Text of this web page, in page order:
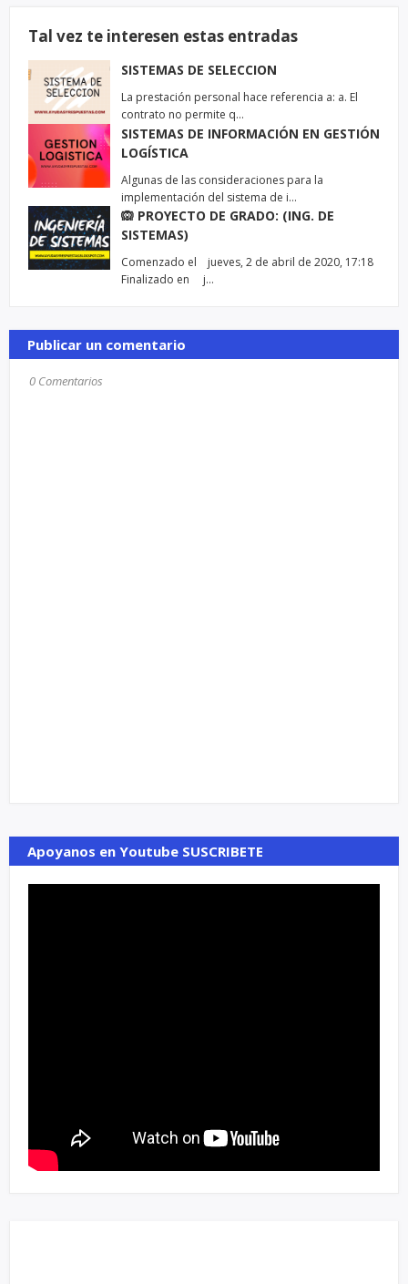
Tal vez te interesen estas entradas
SISTEMAS DE SELECCION
La prestación personal hace referencia a: a. El
contrato no permite q…
SISTEMAS DE INFORMACIÓN EN GESTIÓN
LOGÍSTICA
Algunas de las consideraciones para la
implementación del sistema de i…
🙉 PROYECTO DE GRADO: (ING. DE
SISTEMAS)
Comenzado el jueves, 2 de abril de 2020, 17:18
Finalizado en j…
Publicar un comentario
0 Comentarios
Apoyanos en Youtube SUSCRIBETE